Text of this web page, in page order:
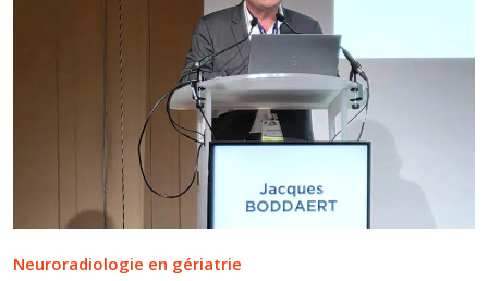
Neuroradiologie en gériatrie